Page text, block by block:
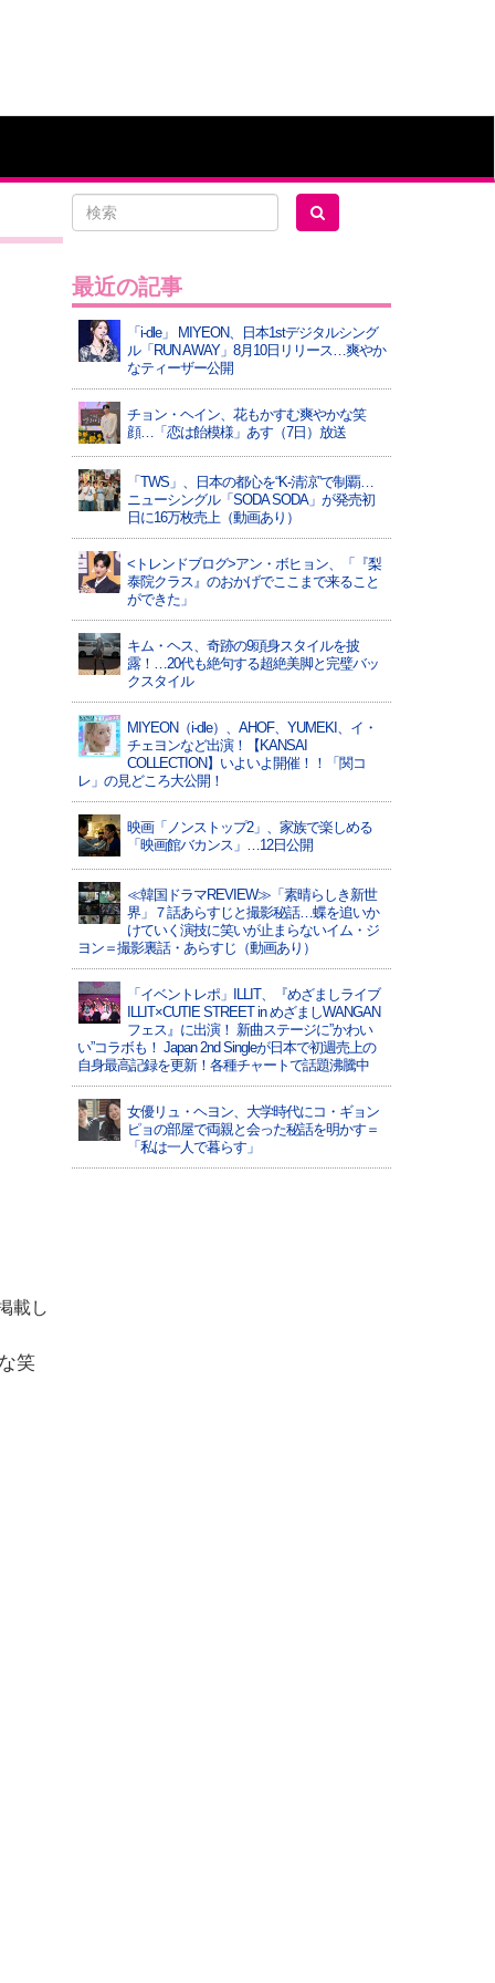
載し
笑
最近の記事
「i-dle」 MIYEON、日本1stデジタルシング
ル「RUN AWAY」8月10日リリース…爽やか
なティーザー公開
チョン・ヘイン、花もかすむ爽やかな笑
顔…「恋は飴模様」あす（7日）放送
「TWS」、日本の都心を“K-清涼”で制覇…
ニューシングル「SODA SODA」が発売初
日に16万枚売上（動画あり）
<トレンドブログ>アン・ボヒョン、「『梨
泰院クラス』のおかげでここまで来ること
ができた」
キム・ヘス、奇跡の9頭身スタイルを披
露！…20代も絶句する超絶美脚と完璧バッ
クスタイル
MIYEON（i-dle）、​AHOF​、YUMEKI、イ・
チェヨンなど出演！【KANSAI
COLLECTION】いよいよ開催！！「関コ
レ」の見どころ大公開！
映画「ノンストップ2」、家族で楽しめる
「映画館バカンス」…12日公開
≪韓国ドラマREVIEW≫「素晴らしき新世
界」７話あらすじと撮影秘話…蝶を追いか
けていく演技に笑いが止まらないイム・ジ
ヨン＝撮影裏話・あらすじ（動画あり）
「イベントレポ」ILLIT、『めざましライブ
ILLIT×CUTIE STREET in めざましWANGAN
フェス』に出演！ 新曲ステージに”かわい
い”コラボも！ Japan 2nd Singleが日本で初週売上の
自身最高記録を更新！各種チャートで話題沸騰中
女優リュ・ヘヨン、大学時代にコ・ギョン
ピョの部屋で両親と会った秘話を明かす＝
「私は一人で暮らす」